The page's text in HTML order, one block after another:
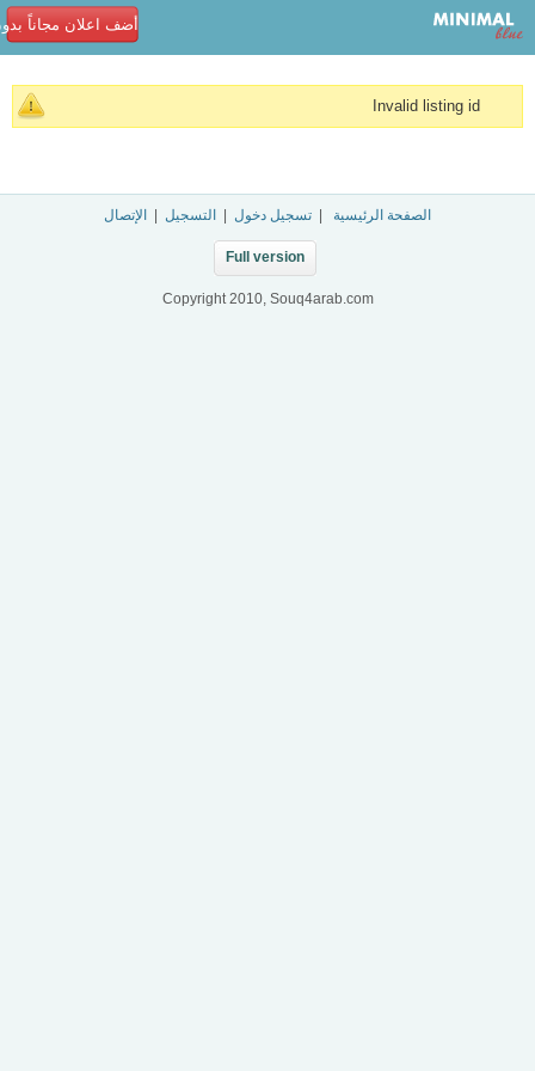
أضف اعلان مجاناً
Invalid listing id
الصفحة الرئيسية تسجيل دخول التسجيل الإتصال
Full version
Copyright 2010, Souq4arab.com